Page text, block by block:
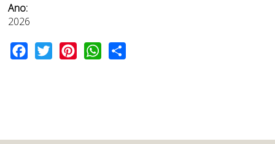
Ano:
2026
Facebook
Twitter PinterestWhatsApp